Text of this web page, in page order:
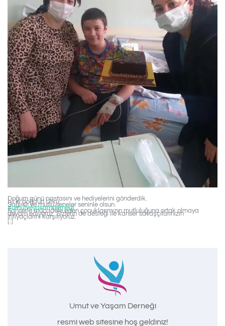
Doğum günü pastasını ve hediyelerini gönderdik.
İyi ki doğdun Utku
Sağlıklı ve mutlu seneler seninle olsun.
#umutveyasamdernegi
Kanserle mücadele eden çocuklarımızın mutluluğuna ortak olmaya
devam ediyoruz. Sizlerin de desteği ile kanser savaşçılarınızın
ihtiyaçlarını karşılıyoruz.
[:]
Umut ve Yaşam Derneği
resmi web sitesine hoş geldiniz!